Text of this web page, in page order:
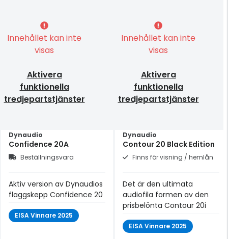
Innehållet kan inte
visas
Aktivera
funktionella
tredjepartstjänster
Dynaudio
Confidence 20A
Beställningsvara
Aktiv version av Dynaudios
flaggskepp Confidence 20
EISA Vinnare 2025
Innehållet kan inte
visas
Aktivera
funktionella
tredjepartstjänster
Dynaudio
Contour 20 Black Edition
Finns för visning / hemlån
Det är den ultimata
audiofila formen av den
prisbelönta Contour 20i
EISA Vinnare 2025